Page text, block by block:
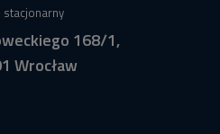
stacjonarny
168/1,
Wrocław